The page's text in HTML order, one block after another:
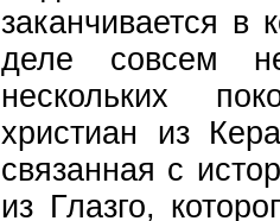
заканчивается в
деле совсем
нескольких
христиан из
связанная с
из Глазго,